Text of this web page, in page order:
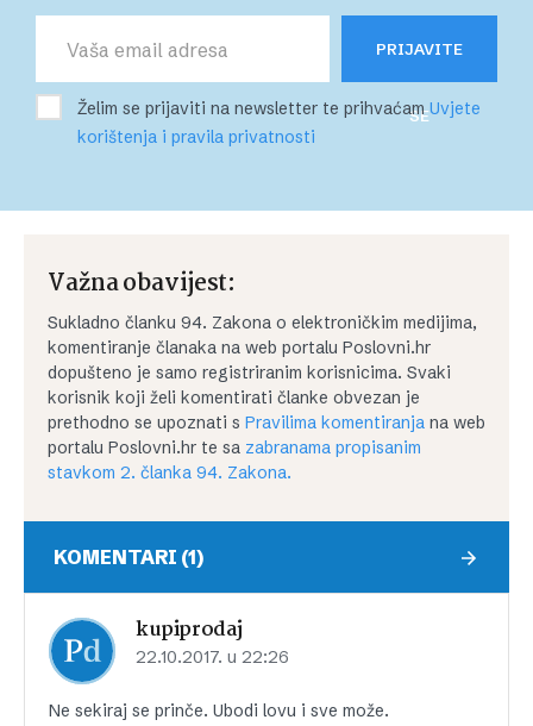
PRIJAVITE
SE
Želim se prijaviti na newsletter te prihvaćamUvjete
korištenja i pravila privatnosti
Važna obavijest:
Sukladno članku 94. Zakona o elektroničkim medijima,
komentiranje članaka na web portalu Poslovni.hr
dopušteno je samo registriranim korisnicima. Svaki
korisnik koji želi komentirati članke obvezan je
prethodno se upoznati s Pravilima komentiranja na web
portalu Poslovni.hr te sa zabranama propisanim
stavkom 2. članka 94. Zakona.
KOMENTARI (1)
kupiprodaj
22.10.2017. u 22:26
Ne sekiraj se prinče. Ubodi lovu i sve može.